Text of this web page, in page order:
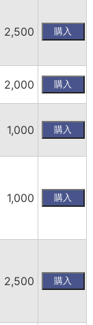
2,500
2,000
1,000
1,000
2,500